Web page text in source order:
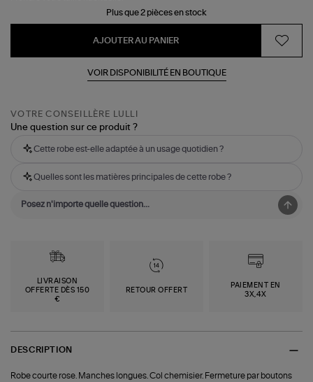
Plus que 2 pièces en stock
AJOUTER AU PANIER
VOIR DISPONIBILITÉ EN BOUTIQUE
VOTRE CONSEILLÈRE LULLI
Une question sur ce produit ?
Cette robe est-elle adaptée à un usage quotidien ?
Quelles sont les matières principales de cette robe ?
LIVRAISON
OFFERTE DÈS 150
€
RETOUR OFFERT
PAIEMENT EN
3X,4X
DESCRIPTION
Robe courte rose. Manches longues. Col chemisier. Fermeture par boutons